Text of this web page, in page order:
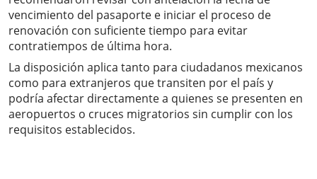
vencimiento del pasaporte e iniciar el proceso de
renovación con suficiente tiempo para evitar
contratiempos de última hora.
La disposición aplica tanto para ciudadanos mexicanos
como para extranjeros que transiten por el país y
podría afectar directamente a quienes se presenten en
aeropuertos o cruces migratorios sin cumplir con los
requisitos establecidos.